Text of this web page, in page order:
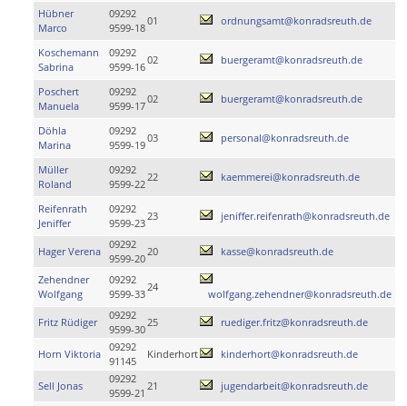
Hübner
Marco
09292
9599-18
01 ordnungsamt@konradsreuth.de
Koschemann
Sabrina
09292
9599-16
02 buergeramt@konradsreuth.de
Poschert
Manuela
09292
9599-17
02 buergeramt@konradsreuth.de
Döhla
Marina
09292
9599-19
03 personal@konradsreuth.de
Müller
Roland
09292
9599-22
22 kaemmerei@konradsreuth.de
Reifenrath
Jeniffer
09292
9599-23
23 jeniffer.reifenrath@konradsreuth.de
Hager Verena
09292
9599-20
20 kasse@konradsreuth.de
Zehendner
Wolfgang
09292
9599-33
24
wolfgang.zehendner@konradsreuth.de
Fritz Rüdiger
09292
9599-30
25 ruediger.fritz@konradsreuth.de
Horn Viktoria
09292
91145
Kinderhort kinderhort@konradsreuth.de
Sell Jonas
09292
9599-21
21 jugendarbeit@konradsreuth.de